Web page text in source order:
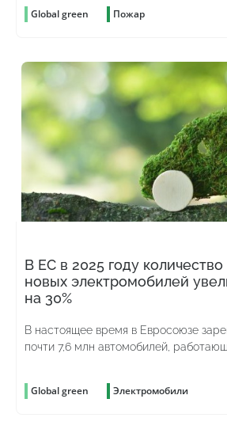
Global green Пожар
В ЕС в 2025 году
новых электромобилей
на 30%
В настоящее время в Евросоюзе
почти 7,6 млн автомобилей,
Global green Электромобили